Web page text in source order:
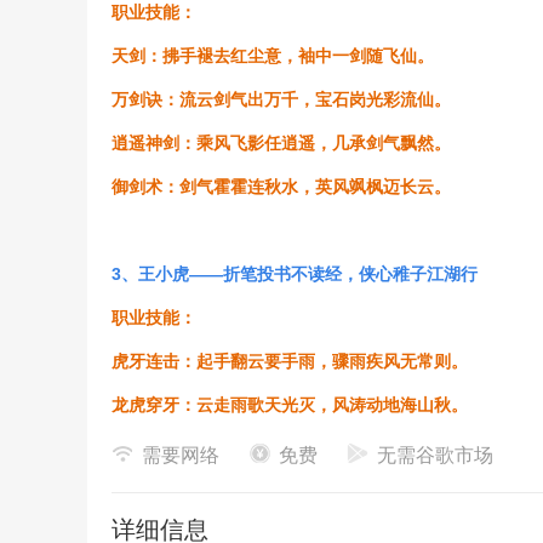
职业技能：
天剑：拂手褪去红尘意，袖中一剑随飞仙。
万剑诀：流云剑气出万千，宝石岗光彩流仙。
逍遥神剑：乘风飞影任逍遥，几承剑气飘然。
御剑术：剑气霍霍连秋水，英风飒枫迈长云。
3、王小虎——折笔投书不读经，侠心稚子江湖行
职业技能：
虎牙连击：起手翻云要手雨，骤雨疾风无常则。
龙虎穿牙：云走雨歌天光灭，风涛动地海山秋。
卧狼空破：如云蔽月不见光，气动凌再为止殇。
需要网络 免费 无需谷歌市场
详细信息